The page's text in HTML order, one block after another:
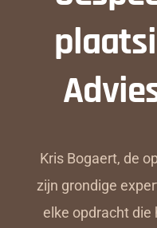
Kris Bogaert, de
zijn grondige
elke opdracht